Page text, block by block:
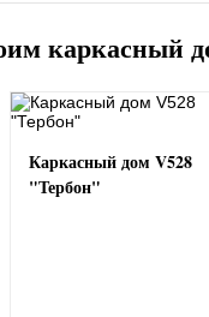
каркасный
Каркасный дом V528
"Тербон"